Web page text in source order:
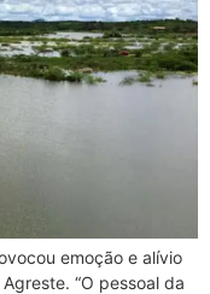
emoção e alívio
“O pessoal da